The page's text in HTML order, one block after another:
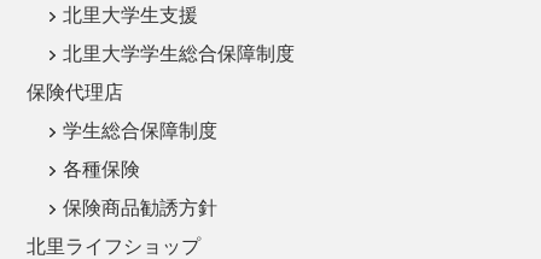
北里大学生支援
北里大学学生総合保障制度
保険代理店
学生総合保障制度
各種保険
保険商品勧誘方針
北里ライフショップ